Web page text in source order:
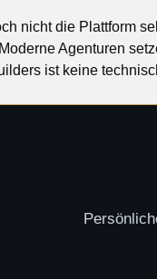
nicht die Plattform
Agenturen
ist keine